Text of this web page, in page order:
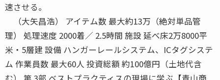
速させる。
（大矢昌浩） アイテム数 最大約13万（絶対単品管
理） 処理速度 2000着／ 2.5時間 施設 延べ床2万8000平
米・5層建 設備 ハンガーレールシステム、ICタグシステ
ム 作業員数 最大60人 投資総額 約100億円（土地代含